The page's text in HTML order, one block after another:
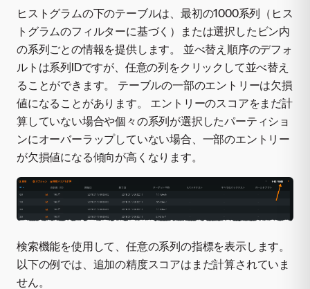
ヒストグラムの下のテーブルは、最初の1000系列（ヒス
トグラムのフィルターに基づく）または選択したビン内
の系列ごとの情報を提供します。 並べ替え順序のデフォ
ルトは系列IDですが、任意の列をクリックして並べ替え
ることができます。 テーブルの一部のエントリーは欠損
値になることがあります。 エントリーのスコアをまだ計
算していない場合や個々の系列が選択したパーティショ
ンにオーバーラップしていない場合、一部のエントリー
が欠損値になる傾向が高くなります。
検索機能を使用して、任意の系列の指標を表示します。
以下の例では、追加の精度スコアはまだ計算されていま
せん。